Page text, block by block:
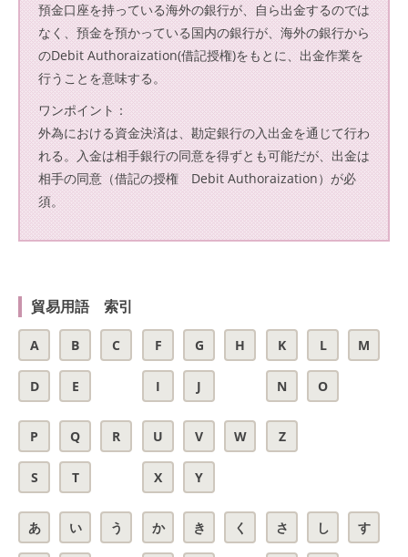
預金口座を持っている海外の銀行が、自ら出金するのでは
なく、預金を預かっている国内の銀行が、海外の銀行から
のDebit Authoraization(借記授権)をもとに、出金作業を
行うことを意味する。
ワンポイント：
外為における資金決済は、勘定銀行の入出金を通じて行わ
れる。入金は相手銀行の同意を得ずとも可能だが、出金は
相手の同意（借記の授権 Debit Authoraization）が必
須。
貿易用語 索引
A B C
D E
F G H
I J
K L M
N O
P Q R
S T
U V W
X Y
Z
あ い う か き く さ し す